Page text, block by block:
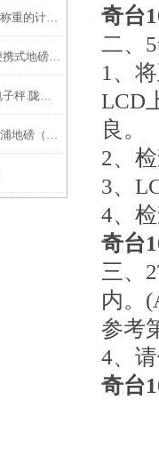
朗科电子地磅是大宗货物称重的计量设备
液化气自动灌装秤 宜城便携式地磅 洪湖120T吊秤的操作维修
徽县防爆地磅.西和防爆电子秤.陇西防爆二氧化碳灌装秤功能特点
钟埭地磅（曹桥地磅（乍浦地磅（新埭地磅
奇台
二、
1、
LCD
良。
2、
3、
4、
奇台
三、
内。
参考
4、
奇台